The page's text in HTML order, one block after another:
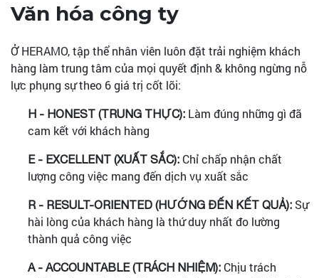
Văn hóa công ty
Ở HERAMO, tập thể nhân viên luôn đặt trải nghiệm khách
hàng làm trung tâm của mọi quyết định & không ngừng nỗ
lực phụng sự theo 6 giá trị cốt lõi:
H - HONEST (TRUNG THỰC): Làm đúng những gì đã
cam kết với khách hàng
E - EXCELLENT (XUẤT SẮC): Chỉ chấp nhận chất
lượng công việc mang đến dịch vụ xuất sắc
R - RESULT-ORIENTED (HƯỚNG ĐẾN KẾT QUẢ): Sự
hài lòng của khách hàng là thứ duy nhất đo lường
thành quả công việc
A - ACCOUNTABLE (TRÁCH NHIỆM): Chịu trách